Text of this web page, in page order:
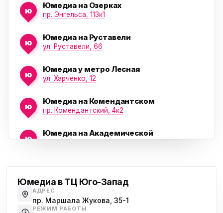
ю
Юмедиа на Озерках
пр. Энгельса, 113к1
ю
Юмедиа на Руставели
ул. Руставели, 66
ю
Юмедиа у метро Лесная
ул. Харченко, 12
ю
Юмедиа на Комендантском
пр. Комендантский, 4к2
ю
Юмедиа на Академической
Юмедиа на Наставников
пр. Наставников 35
Юмедиа в ТЦ Юго-Запад
АДРЕС
пр. Маршала Жукова, 35-1
РЕЖИМ РАБОТЫ